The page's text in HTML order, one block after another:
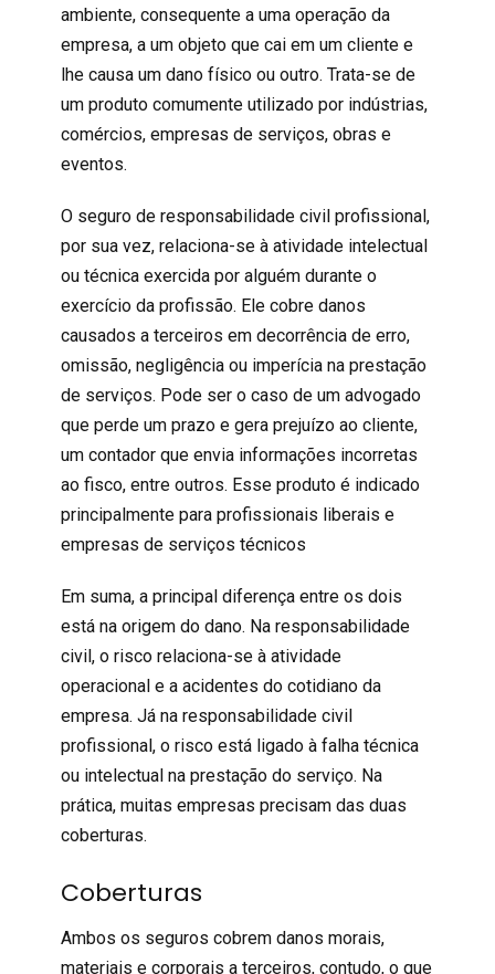
ambiente, consequente a uma operação da
empresa, a um objeto que cai em um cliente e
lhe causa um dano físico ou outro. Trata-se de
um produto comumente utilizado por indústrias,
comércios, empresas de serviços, obras e
eventos.
O seguro de responsabilidade civil profissional,
por sua vez, relaciona-se à atividade intelectual
ou técnica exercida por alguém durante o
exercício da profissão. Ele cobre danos
causados a terceiros em decorrência de erro,
omissão, negligência ou imperícia na prestação
de serviços. Pode ser o caso de um advogado
que perde um prazo e gera prejuízo ao cliente,
um contadorque envia informações incorretas
ao fisco, entre outros. Esse produto é indicado
principalmente para profissionais liberais e
empresas de serviços técnicos
Em suma, a principal diferença entre os dois
está na origem do dano. Na responsabilidade
civil, o risco relaciona-se à atividade
operacional e a acidentes do cotidiano da
empresa. Já na responsabilidade civil
profissional, o risco está ligado à falha técnica
ou intelectual na prestação do serviço. Na
prática, muitas empresas precisam das duas
coberturas.
Coberturas
Ambos os seguros cobrem danos morais,
materiais e corporais a terceiros, contudo, o que